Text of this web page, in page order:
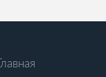
Главная